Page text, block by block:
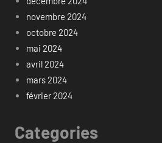
novembre 2024
octobre 2024
mai 2024
avril 2024
mars 2024
février 2024
Categories